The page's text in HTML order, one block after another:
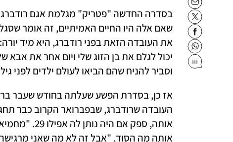
111
וסביר להניח שהם הביאו לעולם ילדים לפני גיל 20. בעיניי זה דווקא נראה אמין מאוד".